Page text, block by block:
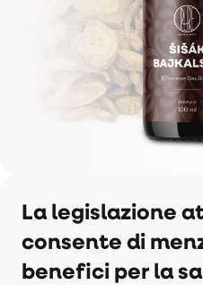
La legislazione
consente di
benefici per la